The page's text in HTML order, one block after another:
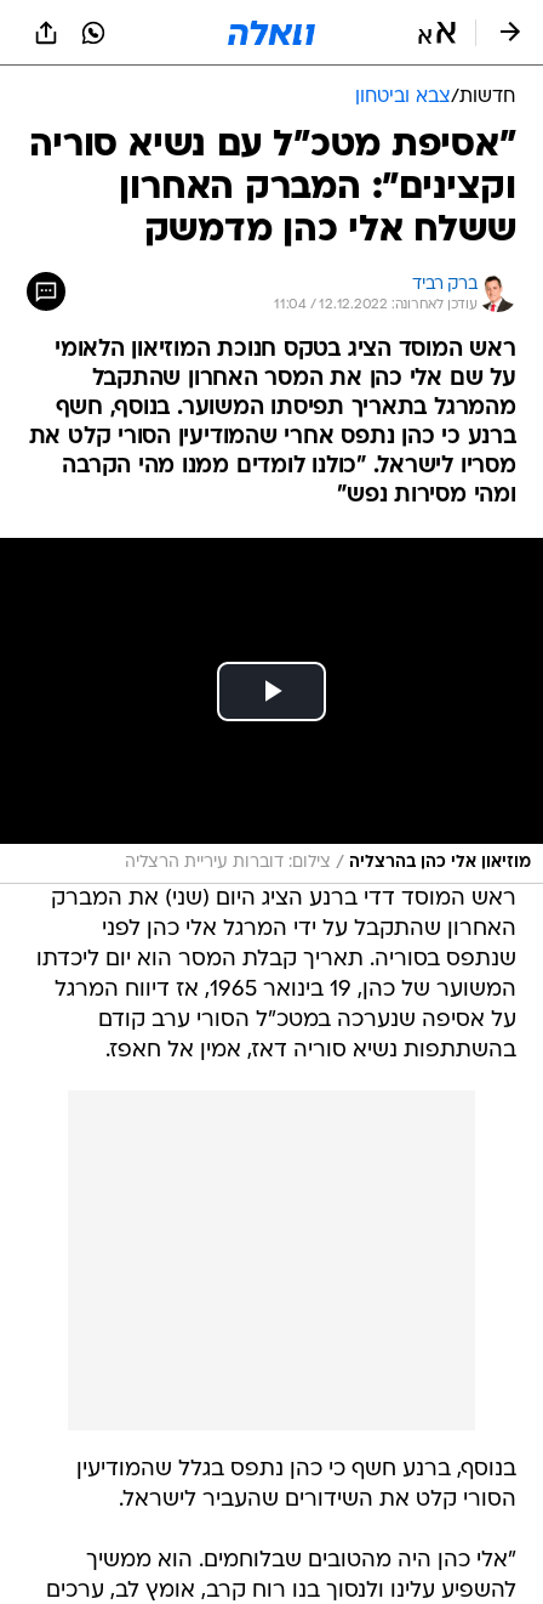
חדשות/צבא וביטחון
"אסיפת מטכ"ל עם נשיא סוריה
וקצינים": המברק האחרון
ששלח אלי כהן מדמשק
ברק רביד
עודכן לאחרונה: 12.12.2022 / 11:04
ראש המוסד הציג בטקס חנוכת המוזיאון הלאומי
על שם אלי כהן את המסר האחרון שהתקבל
מהמרגל בתאריך תפיסתו המשוער. בנוסף, חשף
ברנע כי כהן נתפס אחרי שהמודיעין הסורי קלט את
מסריו לישראל. "כולנו לומדים ממנו מהי הקרבה
ומהי מסירות נפש"
מוזיאון אלי כהן בהרצליה / צילום: דוברות עיריית הרצליה
ראש המוסד דדי ברנע הציג היום (שני) את המברק
האחרון שהתקבל על ידי המרגל אלי כהן לפני
שנתפס בסוריה. תאריך קבלת המסר הוא יום ליכדתו
המשוער של כהן, 19 בינואר 1965, אז דיווח המרגל
על אסיפה שנערכה במטכ"ל הסורי ערב קודם
בהשתתפות נשיא סוריה דאז, אמין אל חאפז.
בנוסף, ברנע חשף כי כהן נתפס בגלל שהמודיעין
הסורי קלט את השידורים שהעביר לישראל.
"אלי כהן היה מהטובים שבלוחמים. הוא ממשיך
להשפיע עלינו ולנסוך בנו רוח קרב, אומץ לב, ערכים